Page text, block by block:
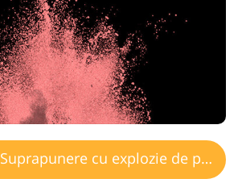
Suprapunere cu explozie de pulbere